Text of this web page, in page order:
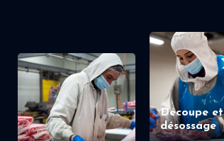
Découpe et
désossage